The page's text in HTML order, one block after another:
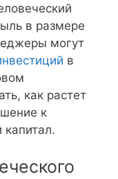
в размере
могут
в
как растет
к
капитал.